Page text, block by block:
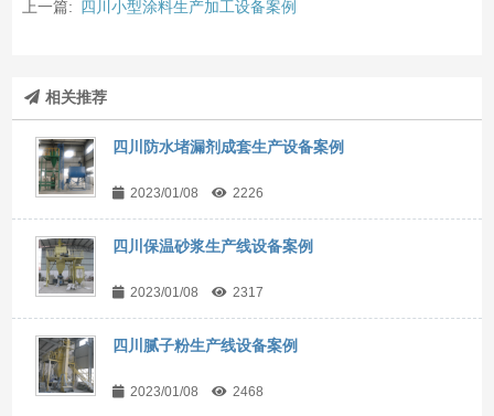
上一篇: 四川小型涂料生产加工设备案例
相关推荐
四川防水堵漏剂成套生产设备案例
2023/01/08 2226
四川保温砂浆生产线设备案例
2023/01/08 2317
四川腻子粉生产线设备案例
2023/01/08 2468